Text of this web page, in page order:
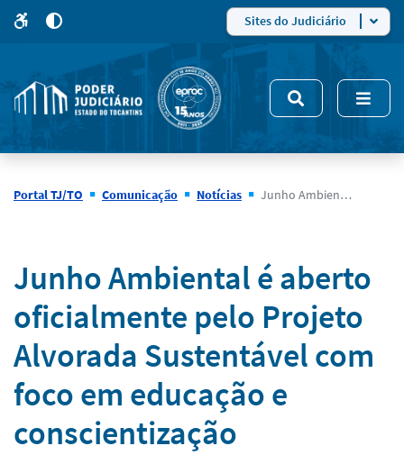
site
5
modo
de
alto
Sites do Judiciário
Portal TJ/TO Comunicação Notícias Junho Ambiental é aberto oficialmente pelo Projeto Alvorada Sustentável com foco em educação e conscientização
Notícias
Junho Ambiental é aberto
oficialmente pelo Projeto
Alvorada Sustentável com
foco em educação e
conscientização